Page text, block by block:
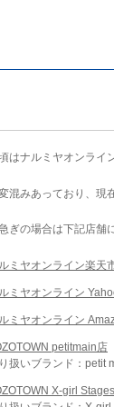
はナルミヤオンライ
混みあっており、現
ぎの場合は下記店舗
ミヤオンライン楽天
ミヤオンライン
ミヤオンライン
petitmain店
扱いブランド：petit
X-girl